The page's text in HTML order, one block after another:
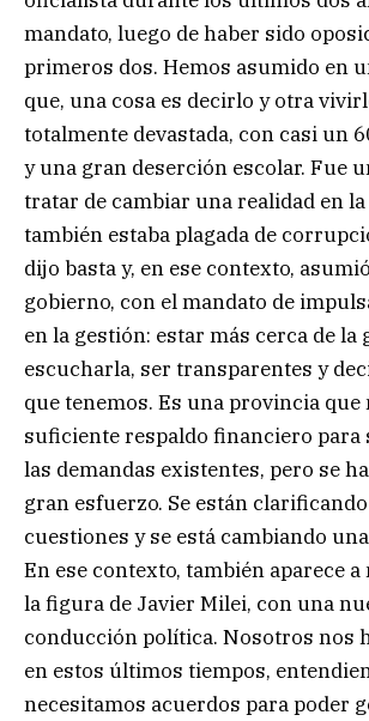
mandato, luego de haber sido
primeros dos. Hemos asumido en
que, una cosa es decirlo y otra
totalmente devastada, con casi un
y una gran deserción escolar. Fue
tratar de cambiar una realidad en
también estaba plagada de
dijo basta y, en ese contexto,
gobierno, con el mandato de
en la gestión: estar más cerca de la
escucharla, ser transparentes y
que tenemos. Es una provincia que
suficiente respaldo financiero para
las demandas existentes, pero se
gran esfuerzo. Se están
cuestiones y se está cambiando
En ese contexto, también aparece
la figura de Javier Milei, con una
conducción política. Nosotros nos
en estos últimos tiempos,
necesitamos acuerdos para poder